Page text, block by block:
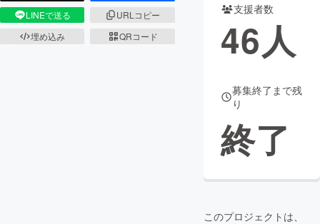
LINEで送る
URLコピー
埋め込み
QRコード
支援者数
46人
募集終了まで残
り
終了
このプロジェクトは、